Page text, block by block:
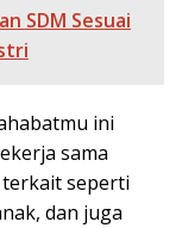
SDM Sesuai
ini
sama
seperti
dan juga